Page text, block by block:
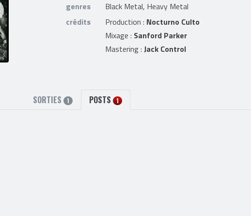
genres
Black Metal, Heavy Metal
crédits
Production : Nocturno Culto
Mixage : Sanford Parker
Mastering :Jack Control
SORTIES 1 POSTS 1